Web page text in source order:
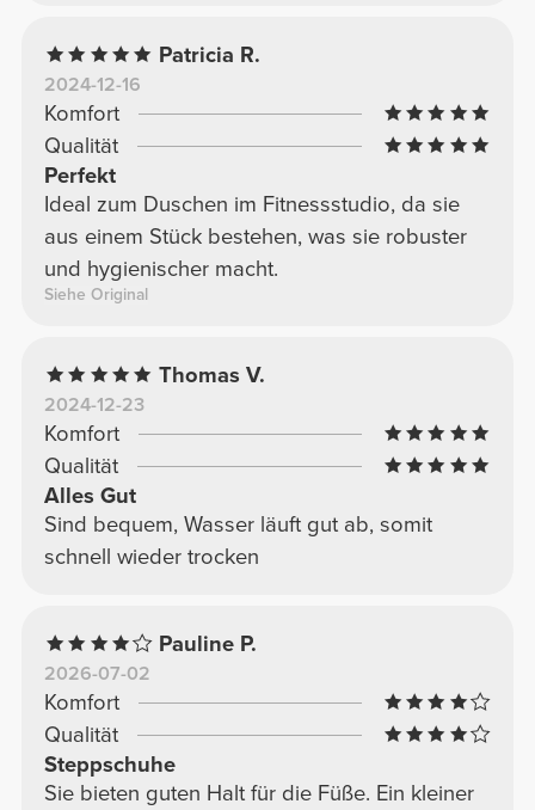
Patricia R.
2024-12-16
Komfort
Qualität
Perfekt
Ideal zum Duschen im Fitnessstudio, da sie
aus einem Stück bestehen, was sie robuster
und hygienischer macht.
Siehe Original
Thomas V.
2024-12-23
Komfort
Qualität
Alles Gut
Sind bequem, Wasser läuft gut ab, somit
schnell wieder trocken
Pauline P.
2026-07-02
Komfort
Qualität
Steppschuhe
Sie bieten guten Halt für die Füße. Ein kleiner